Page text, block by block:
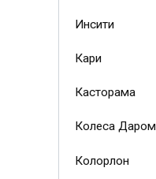
Инсити
Кари
Касторама
Колеса Даром
Колорлон